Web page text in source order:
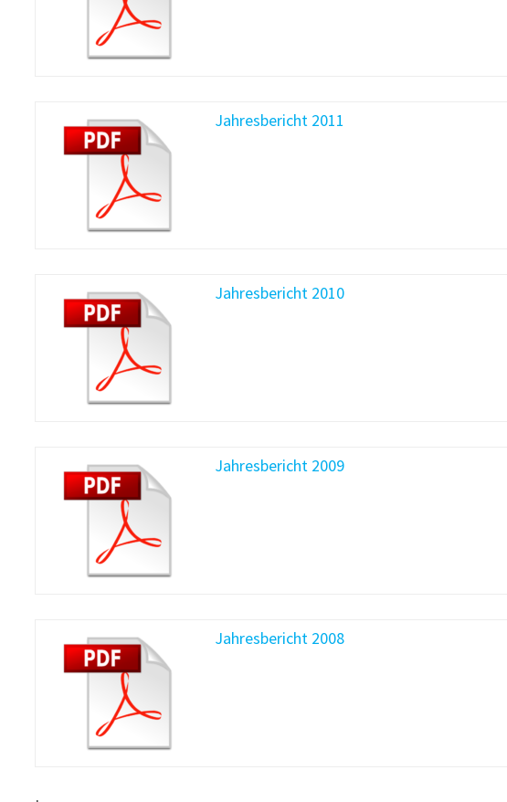
Jahresbericht 2011
Jahresbericht 2010
Jahresbericht 2009
Jahresbericht 2008